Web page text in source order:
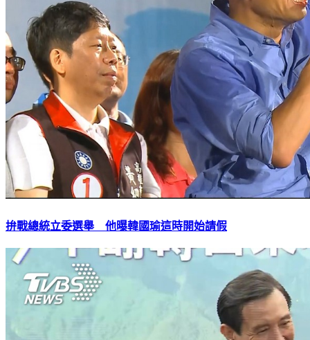
拚戰總統立委選舉 他曝韓國瑜這時開始請假